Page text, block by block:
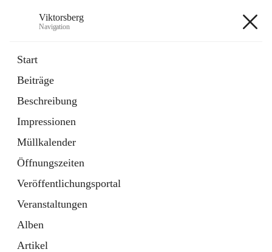
Viktorsberg
Navigation
Start
Beiträge
Beschreibung
Impressionen
Müllkalender
Öffnungszeiten
Veröffentlichungsportal
Veranstaltungen
Alben
Artikel
1 Schnellzugriff
Bürgerservice
10 Schnellzugriffe